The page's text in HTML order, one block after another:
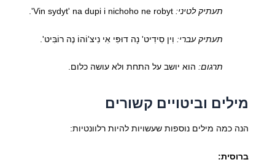
תעתיק לטיני:Vin sydyt' na dupi i nichoho ne robyt'.
תעתיק עברי: וִין סִידִיט' נָה דוּפִּי אִי נִיצ'וֹהוֹ נֶה רוֹבִּיט'.
תרגום:הוא יושב על התחת ולא עושה כלום.
מילים וביטויים קשורים
הנה כמה מילים נוספות שעשויות להיות רלוונטיות:
ברוסית: